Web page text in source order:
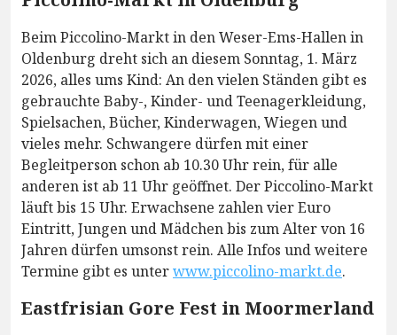
Beim Piccolino-Markt in den Weser-Ems-Hallen in
Oldenburg dreht sich an diesem Sonntag, 1. März
2026, alles ums Kind: An den vielen Ständen gibt es
gebrauchte Baby-, Kinder- und Teenagerkleidung,
Spielsachen, Bücher, Kinderwagen, Wiegen und
vieles mehr. Schwangere dürfen mit einer
Begleitperson schon ab 10.30 Uhr rein, für alle
anderen ist ab 11 Uhr geöffnet. Der Piccolino-Markt
läuft bis 15 Uhr. Erwachsene zahlen vier Euro
Eintritt, Jungen und Mädchen bis zum Alter von 16
Jahren dürfen umsonst rein. Alle Infos und weitere
Termine gibt es unterwww.piccolino-markt.de.
Eastfrisian Gore Fest in Moormerland